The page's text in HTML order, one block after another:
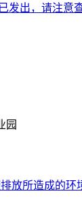
发出，请注意查
园
放所造成的